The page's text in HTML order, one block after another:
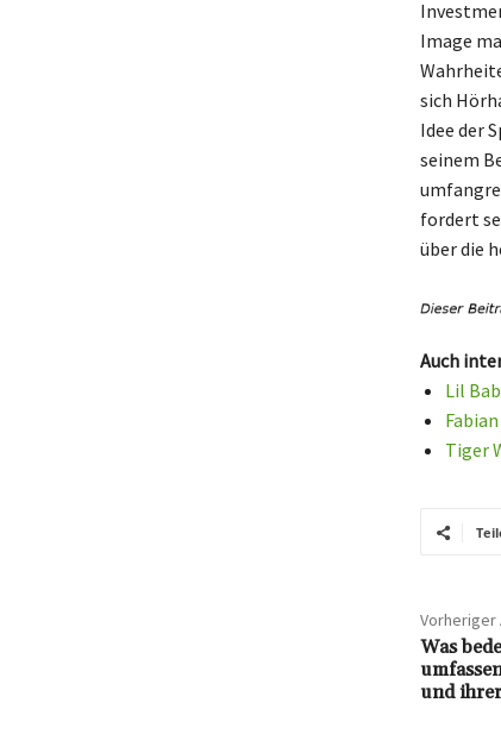
Image
sich
Idee der
seinem
fordert
über die
Auch
Lil
Tiger
Vorheriger
Was
und